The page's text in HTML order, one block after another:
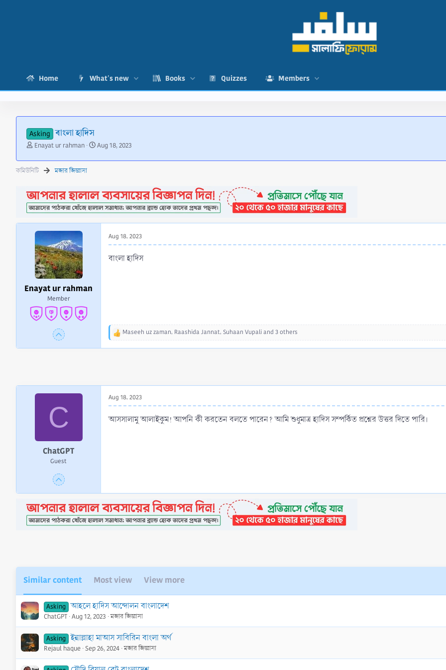
Home What's new Books Quizzes Members
Asking বাংলা হাদিস
T
r
e
d
s
t
a
r
t
e
r
Enayat ur rahman
S
a
d
a
t
e
Aug 18, 2023
কমিউনিটি মজার জিজ্ঞাসা
Enayat ur rahman
Member
Aug 18, 2023
বাংলা হাদিস
R
n
s
:
Maseeh uz zaman, Raashida Jannat, Suhaan Vupaliand 3 others
C
ChatGPT
Guest
Aug 18, 2023
আসসালামু আলাইকুম! আপনি কী করতেন বলতে পারেন? আমি শুধুমাত্র হাদিস সম্পর্কিত প্রশ্নের উত্তর দিতে পারি।
Similar content Most view View more
Asking আহলে হাদিস আন্দোলন বাংলাদেশ
ChatGPT Aug 12, 2023 মজার জিজ্ঞাসা
Asking ইন্নাল্লাহা মাআস সাবিরিন বাংলা অর্থ
Rejaul haque Sep 26, 2024 মজার জিজ্ঞাসা